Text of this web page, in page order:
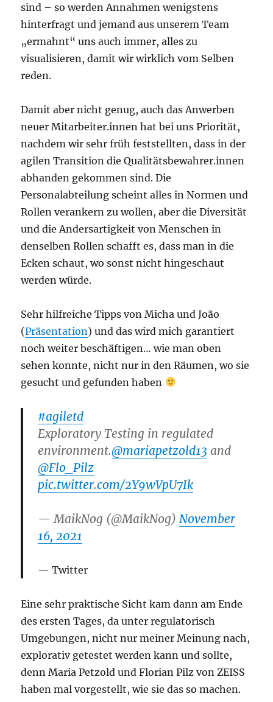
sind – so werden Annahmen wenigstens
hinterfragt und jemand aus unserem Team
„ermahnt“ uns auch immer, alles zu
visualisieren, damit wir wirklich vom Selben
reden.
Damit aber nicht genug, auch das Anwerben
neuer Mitarbeiter.innen hat bei uns Priorität,
nachdem wir sehr früh feststellten, dass in der
agilen Transition die Qualitätsbewahrer.innen
abhanden gekommen sind. Die
Personalabteilung scheint alles in Normen und
Rollen verankern zu wollen, aber die Diversität
und die Andersartigkeit von Menschen in
denselben Rollen schafft es, dass man in die
Ecken schaut, wo sonst nicht hingeschaut
werden würde.
Sehr hilfreiche Tipps von Micha und João
(Präsentation) und das wird mich garantiert
noch weiter beschäftigen… wie man oben
sehen konnte, nicht nur in den Räumen, wo sie
gesucht und gefunden haben
#agiletd
Exploratory Testing in regulated
environment.@mariapetzold13 and
@Flo_Pilz
pic.twitter.com/2Y9wVpU7Ik
— MaikNog (@MaikNog)November
16, 2021
Twitter
Eine sehr praktische Sicht kam dann am Ende
des ersten Tages, da unter regulatorisch
Umgebungen, nicht nur meiner Meinung nach,
explorativ getestet werden kann und sollte,
denn Maria Petzold und Florian Pilz von ZEISS
haben mal vorgestellt, wie sie das so machen.